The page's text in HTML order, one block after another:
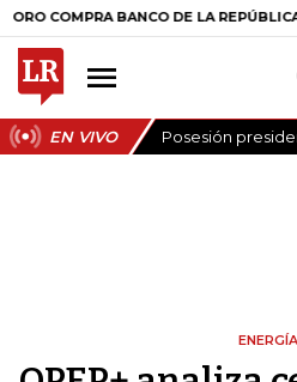
BANCO DE LA REPÚBLICA $
EN VIVO Posesión
ENERGÍA